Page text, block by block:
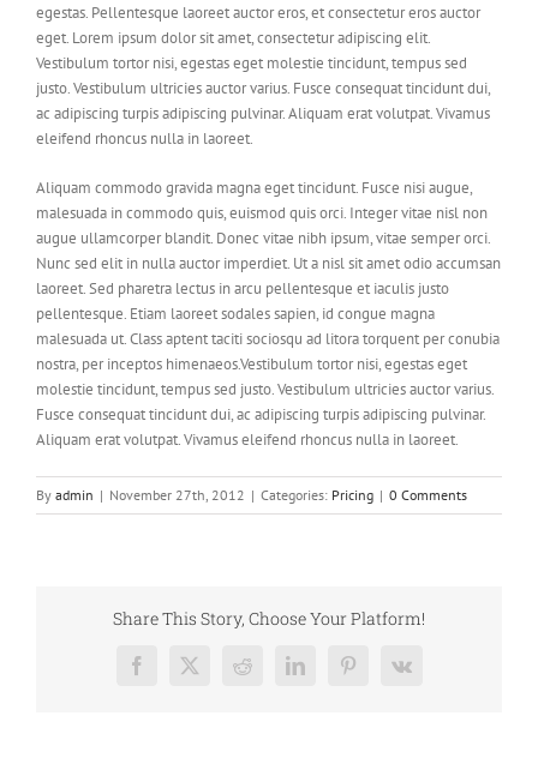
egestas. Pellentesque laoreet auctor eros, et consectetur eros auctor
eget. Lorem ipsum dolor sit amet, consectetur adipiscing elit.
Vestibulum tortor nisi, egestas eget molestie tincidunt, tempus sed
justo. Vestibulum ultricies auctor varius. Fusce consequat tincidunt dui,
ac adipiscing turpis adipiscing pulvinar. Aliquam erat volutpat. Vivamus
eleifend rhoncus nulla in laoreet.
Aliquam commodo gravida magna eget tincidunt. Fusce nisi augue,
malesuada in commodo quis, euismod quis orci. Integer vitae nisl non
augue ullamcorper blandit. Donec vitae nibh ipsum, vitae semper orci.
Nunc sed elit in nulla auctor imperdiet. Ut a nisl sit amet odio accumsan
laoreet. Sed pharetra lectus in arcu pellentesque et iaculis justo
pellentesque. Etiam laoreet sodales sapien, id congue magna
malesuada ut. Class aptent taciti sociosqu ad litora torquent per conubia
nostra, per inceptos himenaeos.Vestibulum tortor nisi, egestas eget
molestie tincidunt, tempus sed justo. Vestibulum ultricies auctor varius.
Fusce consequat tincidunt dui, ac adipiscing turpis adipiscing pulvinar.
Aliquam erat volutpat. Vivamus eleifend rhoncus nulla in laoreet.
By admin | November 27th, 2012 | Categories: Pricing | 0 Comments
Share This Story, Choose Your Platform!
Facebook
X RedditLinkedInPinterest
Vk